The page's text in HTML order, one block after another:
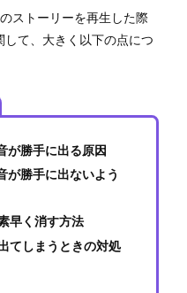
ストーリーを再生した際
て、大きく以下の点につ
が勝手に出る原因
勝手に出ないよう
早く消す方法
てしまうときの対処